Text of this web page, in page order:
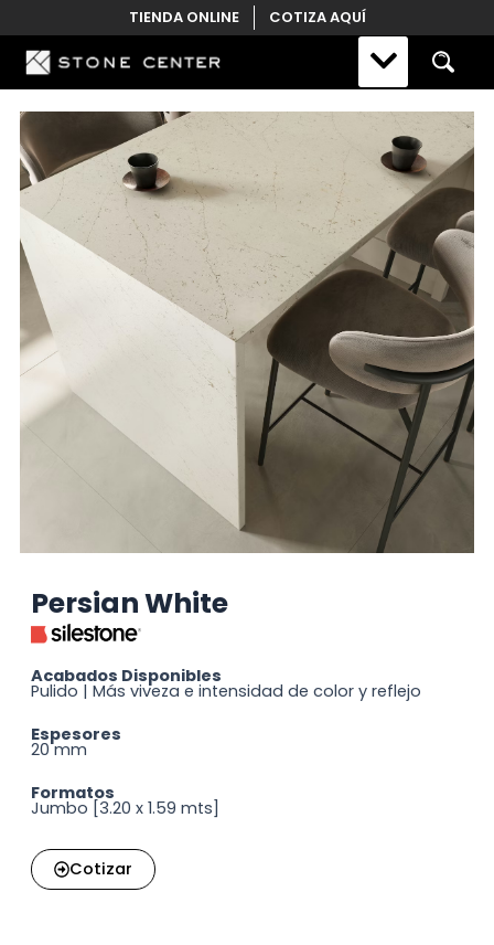
to
content
TIENDA ONLINE COTIZA AQUÍ
Persian White
Acabados Disponibles
Pulido | Más viveza e intensidad de color y reflejo
Espesores
20 mm
Formatos
Jumbo [3.20 x 1.59 mts]
Cotizar